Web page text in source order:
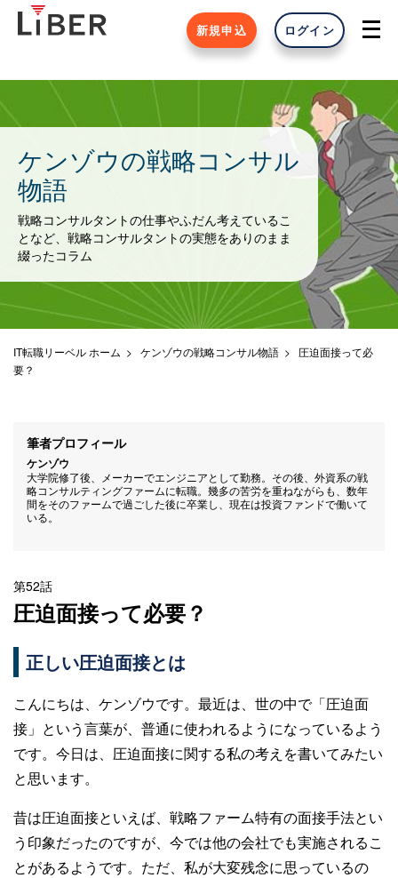
新規申込 ログイン
ケンゾウの戦略コンサル
物語
戦略コンサルタントの仕事やふだん考えているこ
となど、戦略コンサルタントの実態をありのまま
綴ったコラム
IT転職リーベル ホーム ケンゾウの戦略コンサル物語
圧迫面接って必
要？
筆者プロフィール
ケンゾウ
大学院修了後、メーカーでエンジニアとして勤務。その後、外資系の戦
略コンサルティングファームに転職。幾多の苦労を重ねながらも、数年
間をそのファームで過ごした後に卒業し、現在は投資ファンドで働いて
いる。
第52話
圧迫面接って必要？
正しい圧迫面接とは
こんにちは、ケンゾウです。最近は、世の中で「圧迫面
接」という言葉が、普通に使われるようになっているよう
です。今日は、圧迫面接に関する私の考えを書いてみたい
と思います。
昔は圧迫面接といえば、戦略ファーム特有の面接手法とい
う印象だったのですが、今では他の会社でも実施されるこ
とがあるようです。ただ、私が大変残念に思っているの